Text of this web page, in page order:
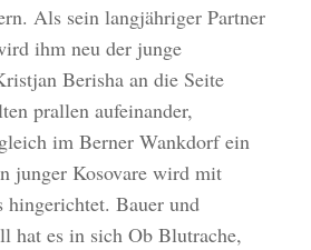
Als sein langjähriger Partner
ihm neu der junge
Berisha an die Seite
prallen aufeinander,
im Berner Wankdorf ein
junger Kosovare wird mit
hingerichtet. Bauer und
hat es in sich Ob Blutrache,